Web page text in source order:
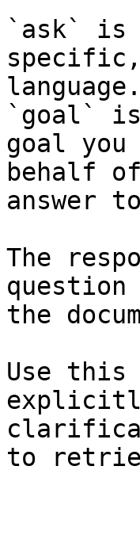
`ask` is
language.
`goal` is
goal
behalf
answer
The
question
the
Use this